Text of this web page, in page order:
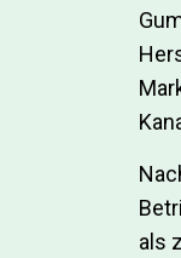
als